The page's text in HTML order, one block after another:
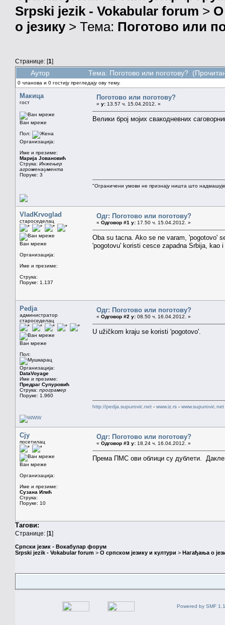
Srpski jezik - Vokabular forum > О
о језику> Тема: Поготово или
Странице: [1]
Аутор Тема: Поготово или поготову?
0 чланова и 0 гостију прегледају ову тему.
Макица
гост
Ван мреже
Пол:
Организација:
Име и презиме:
Марија Јовановић
Струка: Инжењер
агроменаџмента
Поруке: 3
Поготово или поготову?
« у: 13.57 ч. 15.04.2012. »
Велики број мојих свакодневних
"Ограничени умови не признају ништа што
VladKrvoglad
староседелац
Ван мреже
Организација:
Име и презиме:
Струка:
Поруке: 1.137
Одг: Поготово или поготову?
« Одговор #1 у: 17.50 ч. 15.04.2012. »
Oba su tacna. Ako se ne varam, 'pogotovo'
'pogotovu' koristi cesce zapadna Srbija, kao
Pedja
администратор
староседелац
Ван мреже
Пол:
Организација:
DataVoyage
Име и презиме:
Предраг Супуровић
Струка: програмер
Поруке: 1.960
Одг: Поготово или поготову?
« Одговор #2 у: 08.50 ч. 16.04.2012. »
U užičkom kraju se koristi 'pogotovo'.
http://pedja.supurovic.net - www.iz.rs - www.supurovic.net
Сју
посетилац
Ван мреже
Организација:
Име и презиме:
Сузана Илић
Струка:
Поруке: 10
Одг: Поготово или поготову?
« Одговор #3 у: 18.24 ч. 16.04.2012. »
Према ПМС ови облици су дублети.
Тагови:
Странице: [1]
Српски језик - Вокабулар форум
Srpski jezik - Vokabular forum > О српском језику и култури > Нагађања о
Powered by SMF